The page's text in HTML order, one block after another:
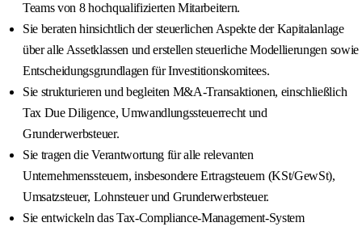
Teams von 8 hochqualifizierten Mitarbeitern.
Sie beraten hinsichtlich der steuerlichen Aspekte der Kapitalanlage
über alle Assetklassen und erstellen steuerliche Modellierungen sowie
Entscheidungsgrundlagen für Investitionskomitees.
Sie strukturieren und begleiten M&A-Transaktionen, einschließlich
Tax Due Diligence, Umwandlungssteuerrecht und
Grunderwerbsteuer.
Sie tragen die Verantwortung für alle relevanten
Unternehmenssteuern, insbesondere Ertragsteuern (KSt/GewSt),
Umsatzsteuer, Lohnsteuer und Grunderwerbsteuer.
Sie entwickeln das Tax-Compliance-Management-System